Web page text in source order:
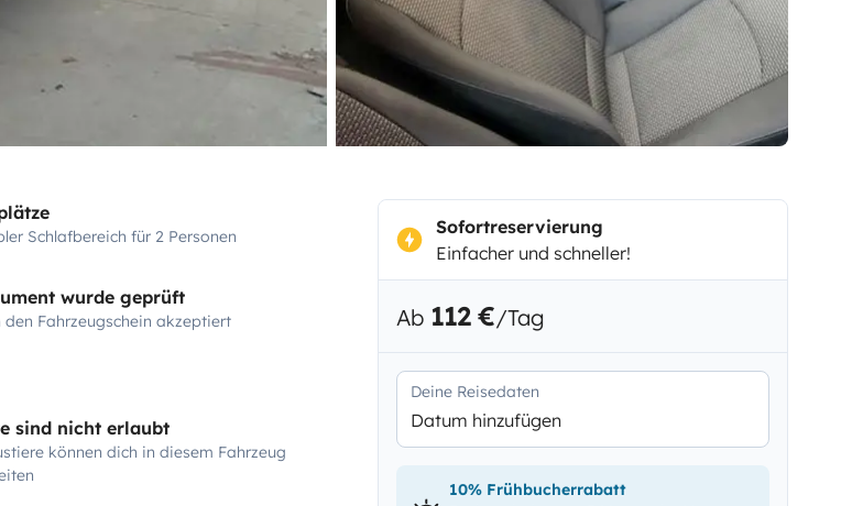
Schlafbereich für 2 Personen
wurde geprüft
den Fahrzeugschein akzeptiert
sind nicht erlaubt
können dich in diesem Fahrzeug
Sofortreservierung
Einfacher und schneller!
Ab 112 €/Tag
Deine Reisedaten
Datum hinzufügen
10% Frühbucherrabatt